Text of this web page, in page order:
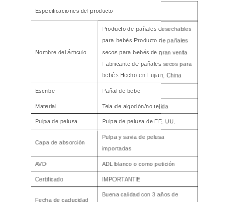
Especificaciones del producto
Nombre del árticulo
Producto de pañales desechables
para bebés Producto de pañales
secos para bebés de gran venta
Fabricante de pañales secos para
bebés Hecho en Fujian, China
Escribe Pañal de bebe
Material Tela de algodón/no tejida
Pulpa de pelusa Pulpa de pelusa de EE. UU.
Capa de absorción
Pulpa y savia de pelusa
importadas
AVD ADL blanco o como petición
Certificado IMPORTANTE
Fecha de caducidad
Buena calidad con 3 años de